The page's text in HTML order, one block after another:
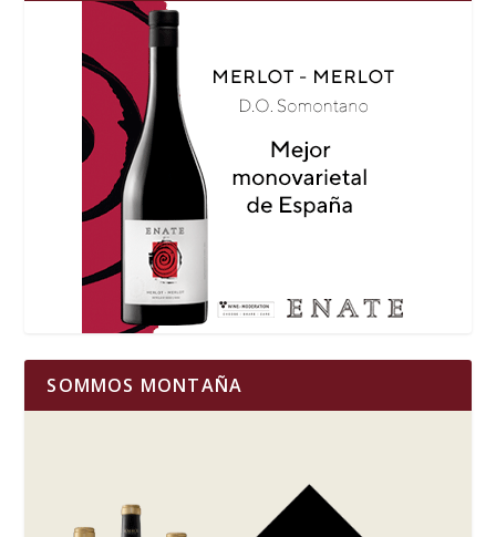
SOMMOS MONTAÑA